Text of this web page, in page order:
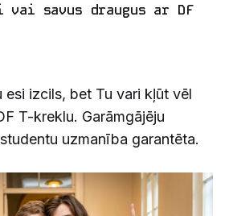
savus draugus ar DF
esi izcils, bet Tu vari kļūt vēl
T-kreklu. Garāmgājēju
uzmanība garantēta.